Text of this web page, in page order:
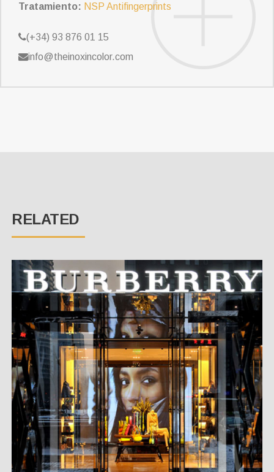
Tratamiento: NSP Antifingerprints
(+34) 93 876 01 15
info@theinoxincolor.com
RELATED